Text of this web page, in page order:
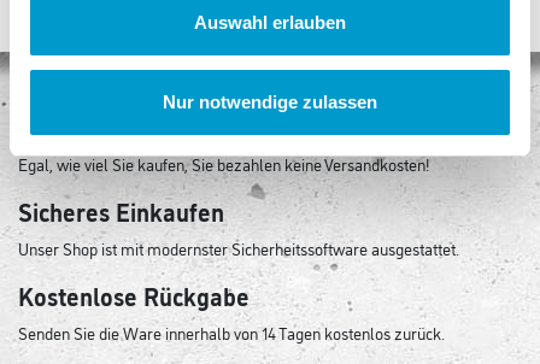
Auswahl erlauben
Nur notwendige zulassen
Keine Versandkosten
Egal, wie viel Sie kaufen, Sie bezahlen keine Versandkosten!
Sicheres Einkaufen
Unser Shop ist mit modernster Sicherheitssoftware ausgestattet.
Kostenlose Rückgabe
Senden Sie die Ware innerhalb von 14 Tagen kostenlos zurück.